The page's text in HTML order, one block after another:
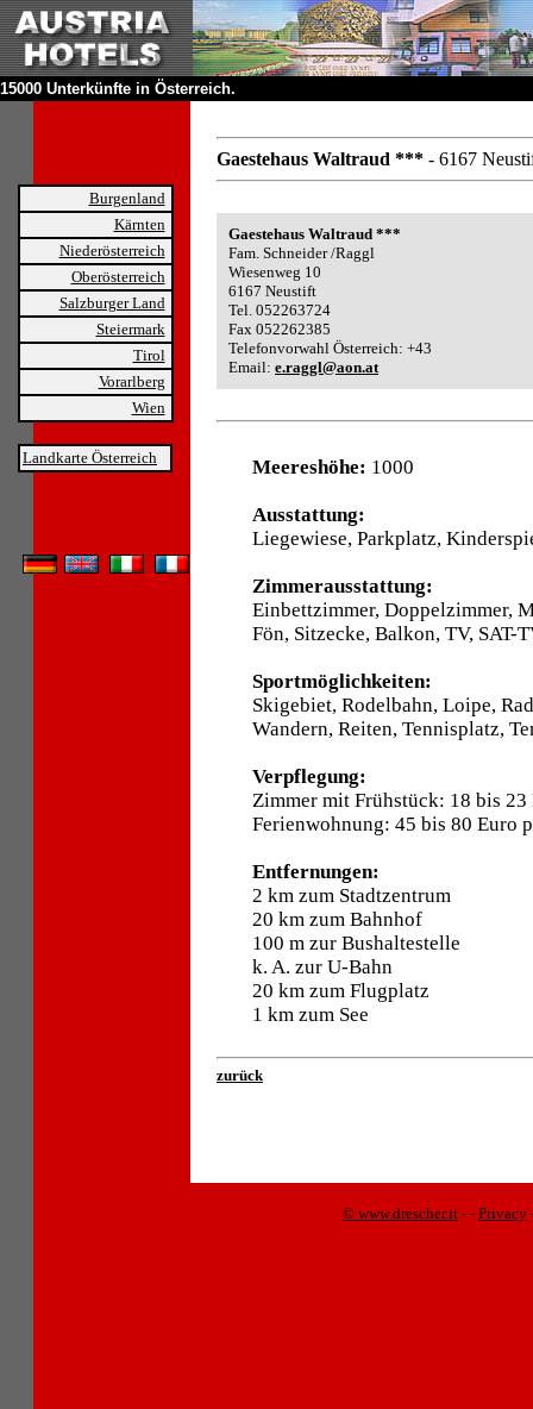
15000 Unterkünfte in Österreich.
Burgenland
Kärnten
Niederösterreich
Oberösterreich
Salzburger Land
Steiermark
Tirol
Vorarlberg
Wien
Landkarte Österreich
Gaestehaus Waltraud *** - 6167
Gaestehaus Waltraud ***
Fam. Schneider /Raggl
Wiesenweg 10
6167 Neustift
Tel. 052263724
Fax 052262385
Telefonvorwahl Österreich: +43
Email: e.raggl@aon.at
Meereshöhe: 1000
Ausstattung:
Liegewiese, Parkplatz,
Zimmerausstattung:
Einbettzimmer, Doppelzimmer,
Fön, Sitzecke, Balkon, TV, SAT-
Sportmöglichkeiten:
Skigebiet, Rodelbahn, Loipe,
Wandern, Reiten, Tennisplatz,
Verpflegung:
Zimmer mit Frühstück: 18 bis 23
Ferienwohnung: 45 bis 80 Euro
Entfernungen:
2 km zum Stadtzentrum
20 km zum Bahnhof
100 m zur Bushaltestelle
k. A. zur U-Bahn
20 km zum Flugplatz
1 km zum See
zurück
© www.drescher.it - - Privacy